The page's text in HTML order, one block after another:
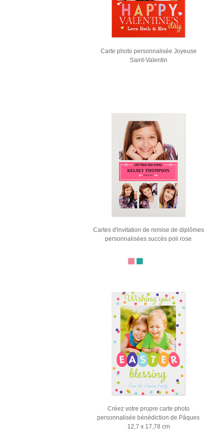
Carte photo personnalisée Joyeuse
Saint-Valentin
Cartes d'invitation de remise de diplômes
personnalisées succès poli rose
Créez votre propre carte photo
personnalisée bénédiction de Pâques
12,7 x 17,78 cm